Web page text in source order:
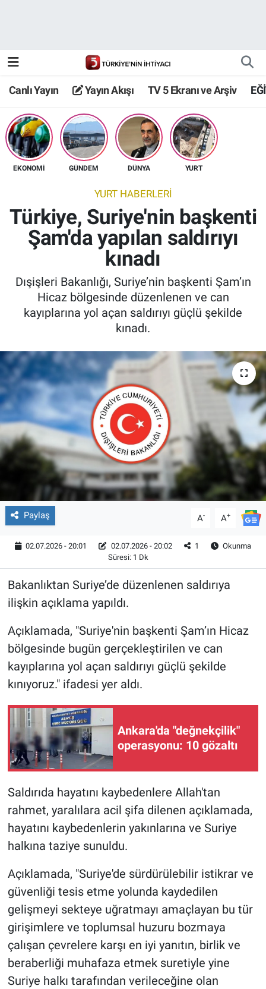
Canlı Yayın Yayın Akışı TV 5 Ekranı ve Arşiv
EKONOMİ GÜNDEM DÜNYA YURT
YURT HABERLERİ
Türkiye, Suriye'nin başkenti
Şam'da yapılan saldırıyı
kınadı
Dışişleri Bakanlığı, Suriye’nin başkenti Şam’ın
Hicaz bölgesinde düzenlenen ve can
kayıplarına yol açan saldırıyı güçlü şekilde
kınadı.
Paylaş A- A+
02.07.2026 - 20:01 02.07.2026 - 20:02 1
Okunma
Süresi: 1 Dk
Bakanlıktan Suriye’de düzenlenen saldırıya
ilişkin açıklama yapıldı.
Açıklamada, "Suriye'nin başkenti Şam’ın Hicaz
bölgesinde bugün gerçekleştirilen ve can
kayıplarına yol açan saldırıyı güçlü şekilde
kınıyoruz." ifadesi yer aldı.
Ankara'da "değnekçilik"
operasyonu: 10 gözaltı
Saldırıda hayatını kaybedenlere Allah'tan
rahmet, yaralılara acil şifa dilenen açıklamada,
hayatını kaybedenlerin yakınlarına ve Suriye
halkına taziye sunuldu.
Açıklamada, "Suriye'de sürdürülebilir istikrar ve
güvenliği tesis etme yolunda kaydedilen
gelişmeyi sekteye uğratmayı amaçlayan bu tür
girişimlere ve toplumsal huzuru bozmaya
çalışan çevrelere karşı en iyi yanıtın, birlik ve
beraberliği muhafaza etmek suretiyle yine
Suriye halkı tarafından verileceğine olan
TV 5 Ekranı ve Arşiv